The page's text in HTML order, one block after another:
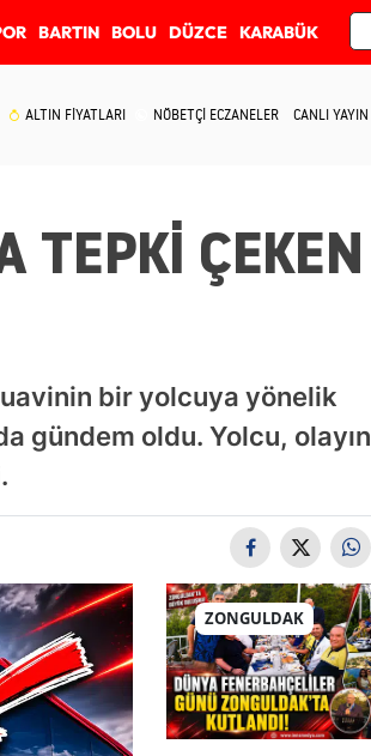
BARTIN BOLU DÜZCE KARABÜK
ALTIN FİYATLARI NÖBETÇİ ECZANELER CANLI YAYIN
TEPKİ ÇEKEN
bir yolcuya yönelik
gündem oldu. Yolcu, olayın
ZONGULDAK